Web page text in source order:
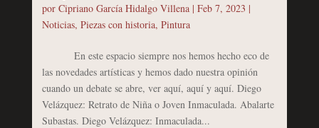
por Cipriano García Hidalgo Villena| Feb 7, 2023 |
Noticias, Piezas con historia, Pintura
En este espacio siempre nos hemos hecho eco de
las novedades artísticas y hemos dado nuestra opinión
cuando un debate se abre, ver aquí, aquí y aquí. Diego
Velázquez: Retrato de Niña o Joven Inmaculada. Abalarte
Subastas. Diego Velázquez: Inmaculada...